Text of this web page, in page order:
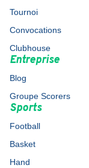
Tournoi
Convocations
Clubhouse
Entreprise
Blog
Groupe Scorers
Sports
Football
Basket
Hand